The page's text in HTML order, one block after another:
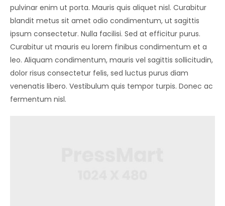
pulvinar enim ut porta. Mauris quis aliquet nisl. Curabitur
blandit metus sit amet odio condimentum, ut sagittis
ipsum consectetur. Nulla facilisi. Sed at efficitur purus.
Curabitur ut mauris eu lorem finibus condimentum et a
leo. Aliquam condimentum, mauris vel sagittis sollicitudin,
dolor risus consectetur felis, sed luctus purus diam
venenatis libero. Vestibulum quis tempor turpis. Donec ac
fermentum nisl.